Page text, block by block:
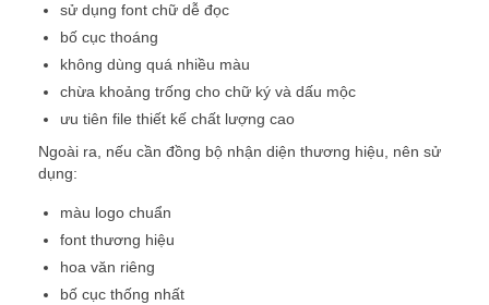
sử dụng font chữ dễ đọc
bố cục thoáng
không dùng quá nhiều màu
chừa khoảng trống cho chữ ký và dấu mộc
ưu tiên file thiết kế chất lượng cao
Ngoài ra, nếu cần đồng bộ nhận diện thương hiệu, nên sử
dụng:
màu logo chuẩn
font thương hiệu
hoa văn riêng
bố cục thống nhất